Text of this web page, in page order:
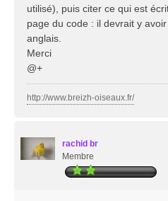
utilisé), puis citer ce qui est
page du code : il devrait y
anglais.
Merci
@+
http://www.breizh-oiseaux.fr/
rachid br
Membre